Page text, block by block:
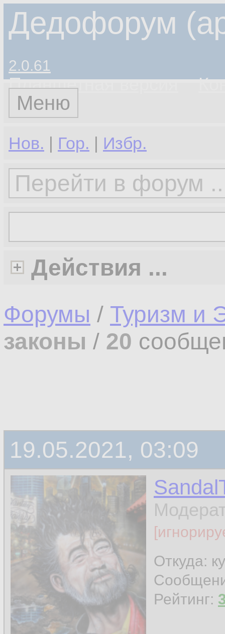
Дедофорум
2.0.61
Планшетная версия
Меню
Нов. | Гор. | Избр.
Действия ...
Форумы / Туризм и
законы / 20
19.05.2021, 03:09
Откуда:
Рейтинг: